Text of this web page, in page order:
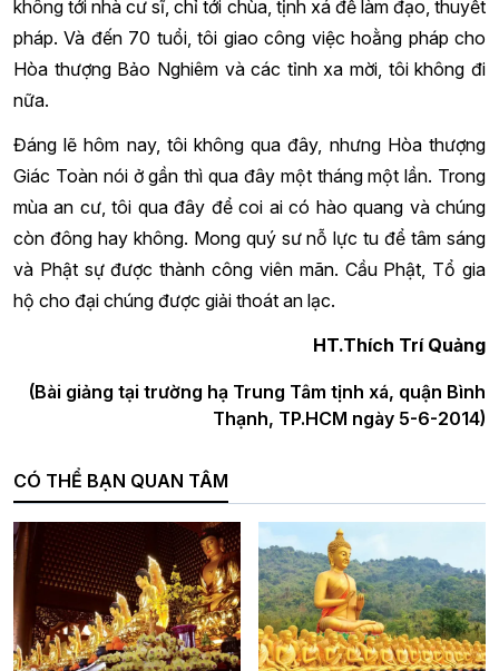
không tới nhà cư sĩ, chỉ tới chùa, tịnh xá để làm đạo, thuyết
pháp. Và đến 70 tuổi, tôi giao công việc hoằng pháp cho
Hòa thượng Bảo Nghiêm và các tỉnh xa mời, tôi không đi
nữa.
Đáng lẽ hôm nay, tôi không qua đây, nhưng Hòa thượng
Giác Toàn nói ở gần thì qua đây một tháng một lần. Trong
mùa an cư, tôi qua đây để coi ai có hào quang và chúng
còn đông hay không. Mong quý sư nỗ lực tu để tâm sáng
và Phật sự được thành công viên mãn. Cầu Phật, Tổ gia
hộ cho đại chúng được giải thoát an lạc.
HT.Thích Trí Quảng
(Bài giảng tại trường hạ Trung Tâm tịnh xá, quận Bình
Thạnh, TP.HCM ngày 5-6-2014)
CÓ THỂ BẠN QUAN TÂM